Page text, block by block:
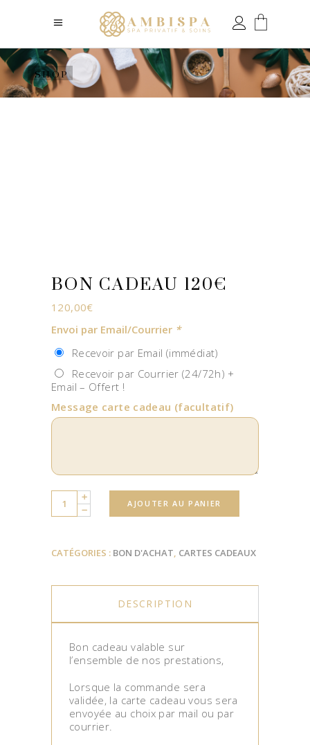
SHOP
BON CADEAU 120€
120,00€
Envoi par Email/Courrier *
Recevoir par Email (immédiat)
Recevoir par Courrier (24/72h) +
Email – Offert !
Message carte cadeau (facultatif)
Quantity AJOUTER AU PANIER
CATÉGORIES : BON D'ACHAT, CARTES CADEAUX
DESCRIPTION
Bon cadeau valable sur
l’ensemble de nos prestations,
Lorsque la commande sera
validée, la carte cadeau vous sera
envoyée au choix par mail ou par
courrier.